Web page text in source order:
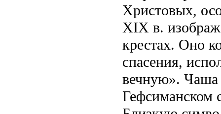
Христовых,
XIX в.
крестах. Оно
спасения,
вечную». Чаша
Гефсиманском